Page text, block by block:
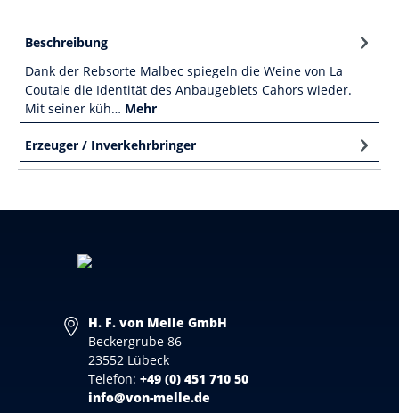
Beschreibung
Dank der Rebsorte Malbec spiegeln die Weine von La
Coutale die Identität des Anbaugebiets Cahors wieder.
Mit seiner küh… Mehr
Erzeuger / Inverkehrbringer
H. F. von Melle GmbH
Beckergrube 86
23552 Lübeck
Telefon: +49 (0) 451 710 50
info@von-melle.de